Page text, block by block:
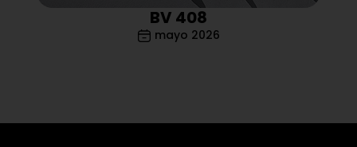
BV 408
mayo 2026